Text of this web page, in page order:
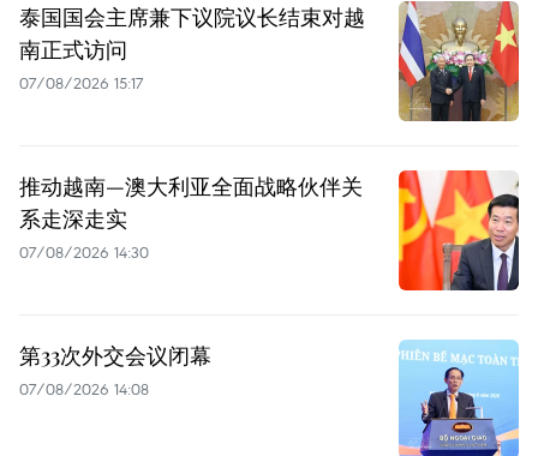
泰国国会主席兼下议院议长结束对越
南正式访问
07/08/2026 15:17
推动越南—澳大利亚全面战略伙伴关
系走深走实
07/08/2026 14:30
第33次外交会议闭幕
07/08/2026 14:08